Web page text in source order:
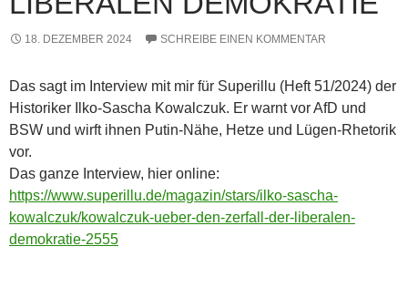
18. DEZEMBER 2024 SCHREIBE EINEN KOMMENTAR
Das sagt im Interview mit mir für Superillu (Heft 51/2024) der
Historiker Ilko-Sascha Kowalczuk. Er warnt vor AfD und
BSW und wirft ihnen Putin-Nähe, Hetze und Lügen-Rhetorik
vor.
Das ganze Interview, hier online:
https://www.superillu.de/magazin/stars/ilko-sascha-
kowalczuk/kowalczuk-ueber-den-zerfall-der-liberalen-
demokratie-2555